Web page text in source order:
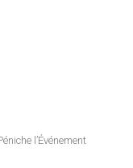
l’Événement